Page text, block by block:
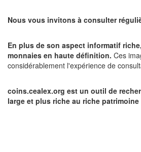
Nous vous invitons à consulter
En plus de son aspect informatif
monnaies en haute définition. Ces
considérablement l'expérience de
coins.cealex.org est un outil de
large et plus riche au riche